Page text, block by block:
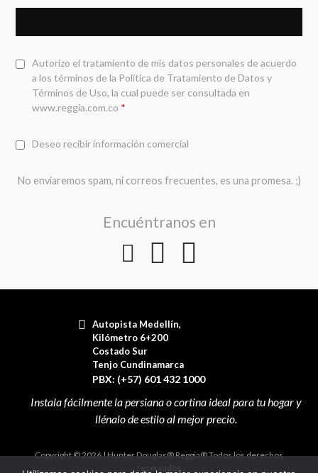
Autorizo el tratamiento de mis datos personales de acuerdo
a los términos de la Política de Tratamiento de Datos y
Términos de Uso, la cual puede ser consultada en
www.reggia.com.co *
Deseo recibir información comercial
No enviaremos spam, ni correos frecuentes, es una promesa. ;)
Encuéntranos en
Autopista Medellín,
Kilómetro 6+200
Costado Sur
Tenjo Cundinamarca
PBX: (+57) 601 432 1000
Copyright © 2026 | Hunter Douglas® Reggia® Todos los derechos
reservados